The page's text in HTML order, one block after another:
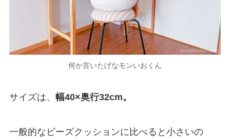
何か言いたげなモンいおくん
サイズは、 幅40×奥行32cm。
一般的なビーズクッションに比べると小さいの